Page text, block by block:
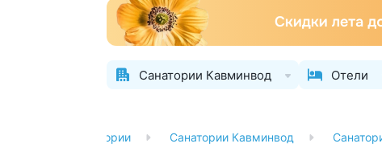
Санатории Кавминвод Отели
Санатории Санатории Кавминвод